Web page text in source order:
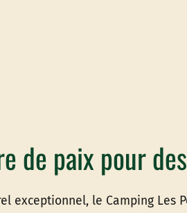
de paix pour
exceptionnel, le Camping Les